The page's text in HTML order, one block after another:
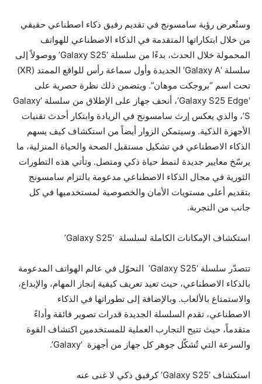
وستُعرض رؤية سامسونج في تقديم رفيق ذكاء اصطناعي حقيقي
من خلال ابتكاراتها المتقدمة في الذكاء الاصطناعي للهواتف
المحمولة خلال الحدث، بدءًا من سلسلة ‘Galaxy S25’ ووصولاً إلى
سلسلة ‘Galaxy A’ الجديدة وأول سماعة رأس للواقع الممتد (XR)
تحت اسم “بروجكت موهان”. ويتضمن ذلك نظرة حصرية على
‘Galaxy S25 Edge’، أنحف جهاز على الإطلاق من سلسلة ‘Galaxy
S’، والذي يعكس إرث سامسونج في الريادة وابتكار أحدث تقنيات
الأجهزة الذكية. وسيتمكن الزوار أيضاً من استكشاف كيف يسهم
الذكاء الاصطناعي في تشكيل مستقبل الصحة والحياة المنزلية، ما
يرسّخ معايير جديدة لنمط حياة ذكي ومتصل. وتأتي هذه التطورات
الثورية في مجال الذكاء الاصطناعي مدعومة بالتزام سامسونج
بتقديم أعلى مستويات الأمان والخصوصية لمستخدميها في كل
جانب من التجربة.
استكشاف الإمكانات الكاملة لسلسلة ‘Galaxy S25’
تتصدّر سلسلة ‘Galaxy S25’ التحوّل في عالم الهواتف المدعومة
بالذكاء الاصطناعي، حيث تعيد تعريف كيفية إنجاز المهام، والإبداع،
والاستمتاع بالألعاب. وبالإضافة إلى تطوراتها في الذكاء
الاصطناعي، تقدم السلسلة الجديدة قدرات تصوير فائقة وأداءً
متقدماً، حيث تتيح التجارب العملية للمستخدمين اكتشاف القوة
والسرعة التي تُشكّل جوهر كل جهاز من أجهزة ‘Galaxy’.
استكشاف ‘Galaxy S25’ كرفيق ذكي لا غنى عنه